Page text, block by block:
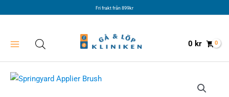
Fri frakt från 899kr
0 kr